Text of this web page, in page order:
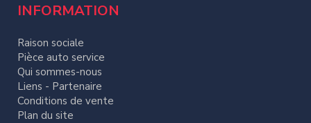
INFORMATION
Raison sociale
Pièce auto service
Qui sommes-nous
Liens - Partenaire
Conditions de vente
Plan du site